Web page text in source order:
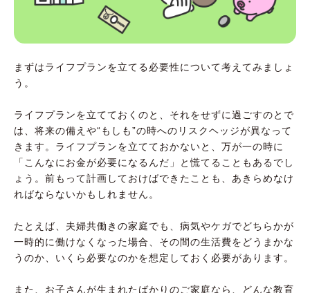
まずはライフプランを立てる必要性について考えてみましょ
う。
ライフプランを立てておくのと、それをせずに過ごすのとで
は、将来の備えや“もしも”の時へのリスクヘッジが異なって
きます。ライフプランを立てておかないと、万が一の時に
「こんなにお金が必要になるんだ」と慌てることもあるでし
ょう。前もって計画しておけばできたことも、あきらめなけ
ればならないかもしれません。
たとえば、夫婦共働きの家庭でも、病気やケガでどちらかが
一時的に働けなくなった場合、その間の生活費をどうまかな
うのか、いくら必要なのかを想定しておく必要があります。
また、お子さんが生まれたばかりのご家庭なら、どんな教育